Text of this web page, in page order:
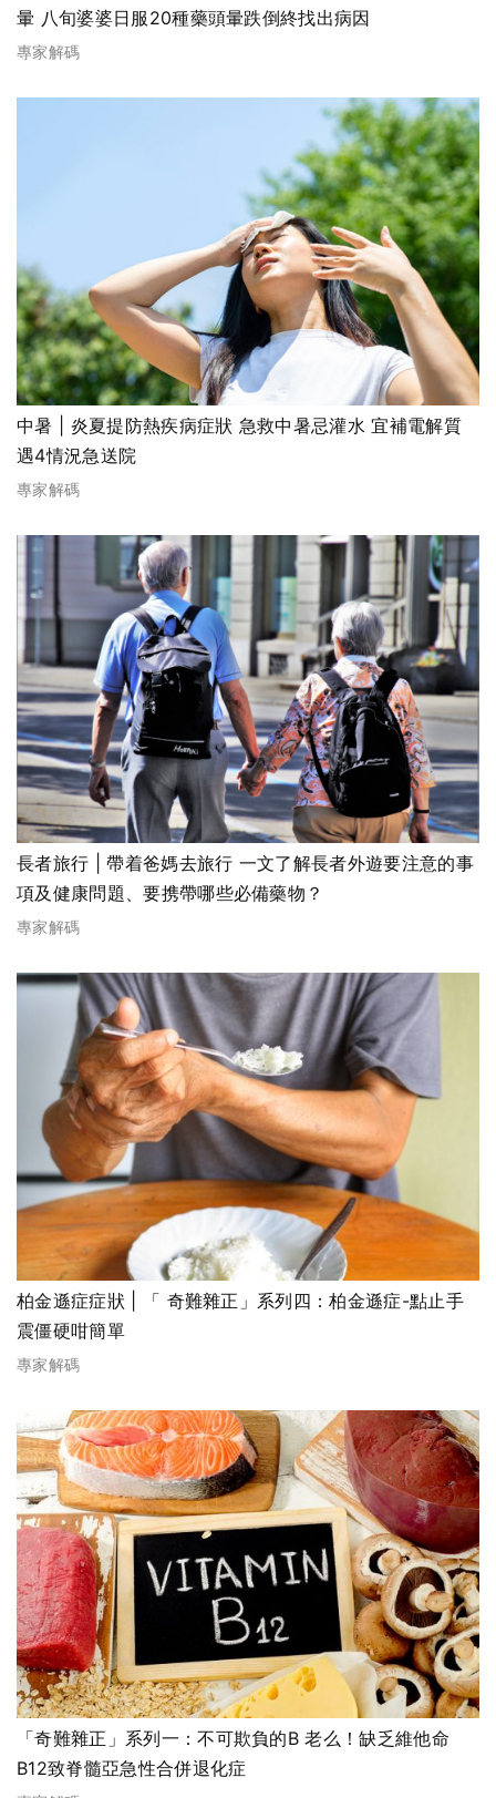
暈 八旬婆婆日服20種藥頭暈跌倒終找出病因
專家解碼
中暑 | 炎夏提防熱疾病症狀 急救中暑忌灌水 宜補電解質
遇4情況急送院
專家解碼
長者旅行 | 帶着爸媽去旅行 一文了解長者外遊要注意的事
項及健康問題、要携帶哪些必備藥物？
專家解碼
柏金遜症症狀 | 「 奇難雜正」系列四：柏金遜症-點止手
震僵硬咁簡單
專家解碼
「奇難雜正」系列一：不可欺負的B 老么！缺乏維他命
B12致脊髓亞急性合併退化症